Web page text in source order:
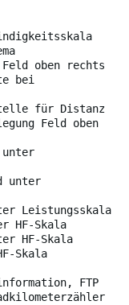
Feld oben rechts
bei
für Distanz
Feld oben
unter
unter
Leistungsskala
HF-Skala
HF-Skala
Skala
FTP